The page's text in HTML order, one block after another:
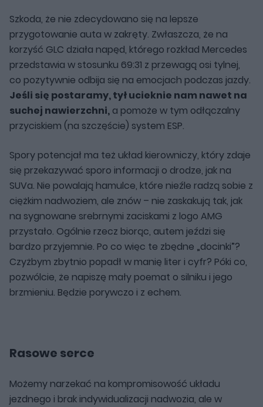
Szkoda, że nie zdecydowano się na lepsze
przygotowanie auta w zakręty. Zwłaszcza, że na
korzyść GLC działa napęd, którego rozkład Mercedes
przedstawia w stosunku 69:31 z przewagą osi tylnej,
co pozytywnie odbija się na emocjach podczas jazdy.
Jeśli się postaramy, tył ucieknie nam nawet na
suchej nawierzchni, a pomoże w tym odłączalny
przyciskiem (na szczęście) system ESP.
Spory potencjał ma też układ kierowniczy, który zdaje
się przekazywać sporo informacji o drodze, jak na
SUVa. Nie powalają hamulce, które nieźle radzą sobie z
ciężkim nadwoziem, ale znów – nie zaskakują tak, jak
na sygnowane srebrnymi zaciskami z logo AMG
przystało. Ogólnie rzecz biorąc, autem jeździ się
bardzo przyjemnie. Po co więc te zbędne „docinki”?
Czyżbym zbytnio popadł w manię liter i cyfr? Póki co,
pozwólcie, że napiszę mały poemat o silniku i jego
brzmieniu. Będzie porywczo i z echem.
Rasowe serce
Możemy narzekać na kompromisowość układu
jezdnego i brak indywidualizacji nadwozia, ale w